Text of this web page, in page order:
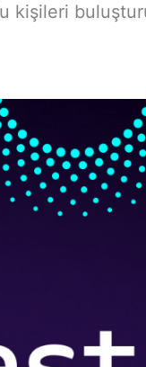
kişileri